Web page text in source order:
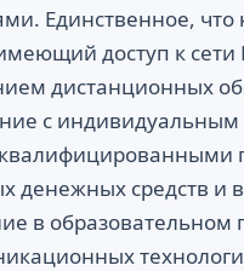
Единственное,
доступ к
дистанционных
с
денежных средств
в